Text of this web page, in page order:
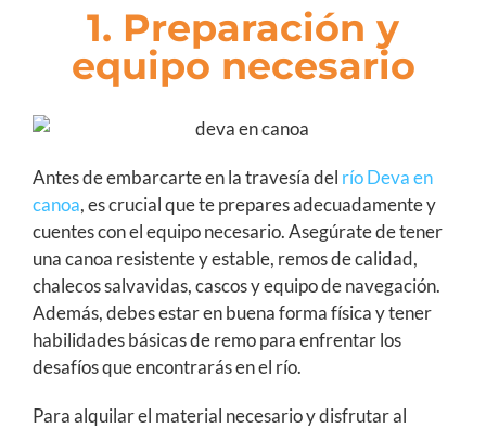
1. Preparación y
equipo necesario
Antes de embarcarte en la travesía del río Deva en
canoa, es crucial que te prepares adecuadamente y
cuentes con el equipo necesario. Asegúrate de tener
una canoa resistente y estable, remos de calidad,
chalecos salvavidas, cascos y equipo de navegación.
Además, debes estar en buena forma física y tener
habilidades básicas de remo para enfrentar los
desafíos que encontrarás en el río.
Para alquilar el material necesario y disfrutar al